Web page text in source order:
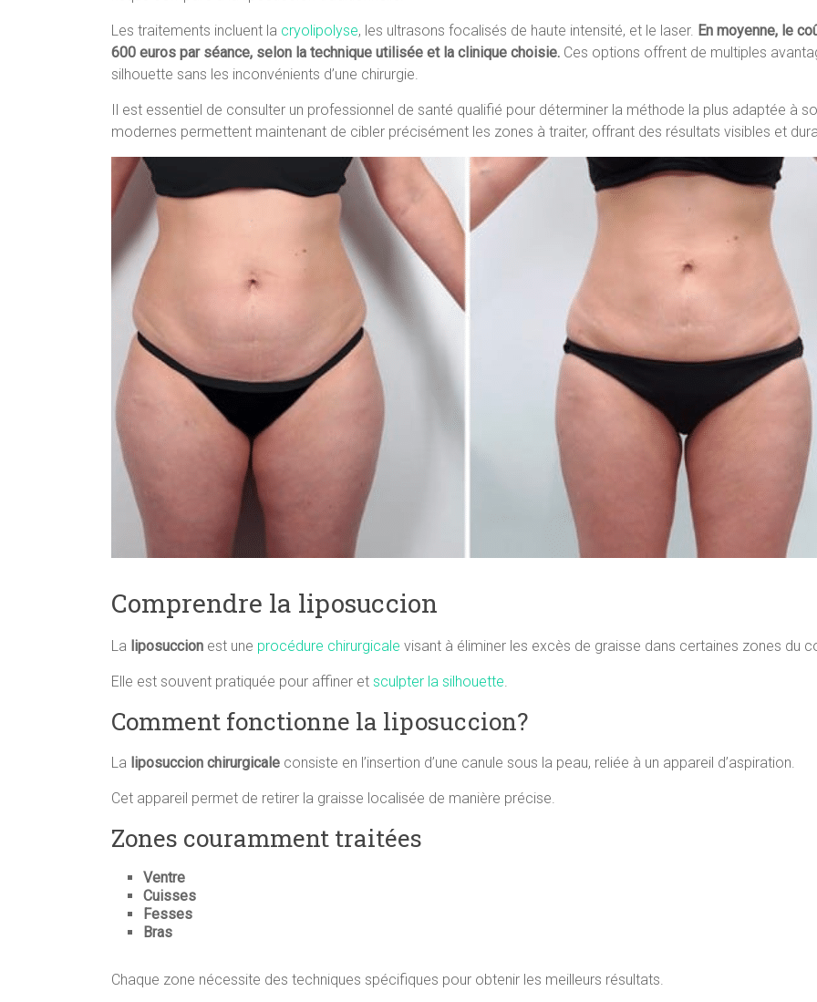
Les traitements incluent la cryolipolyse, les ultrasons focalisés de haute intensité, et le laser. En moyenne, le
600 euros par séance, selon la technique utilisée et la clinique choisie. Ces options offrent de multiples
silhouette sans les inconvénients d’une chirurgie.
Il est essentiel de consulter un professionnel de santé qualifié pour déterminer la méthode la plus adaptée à
modernes permettent maintenant de cibler précisément les zones à traiter, offrant des résultats visibles et
Comprendre la liposuccion
La liposuccion est une procédure chirurgicale visant à éliminer les excès de graisse dans certaines zones du
Elle est souvent pratiquée pour affiner et sculpter la silhouette.
Comment fonctionne la liposuccion?
La liposuccion chirurgicale consiste en l’insertion d’une canule sous la peau, reliée à un appareil d’aspiration.
Cet appareil permet de retirer la graisse localisée de manière précise.
Zones couramment traitées
Ventre
Cuisses
Fesses
Bras
Chaque zone nécessite des techniques spécifiques pour obtenir les meilleurs résultats.